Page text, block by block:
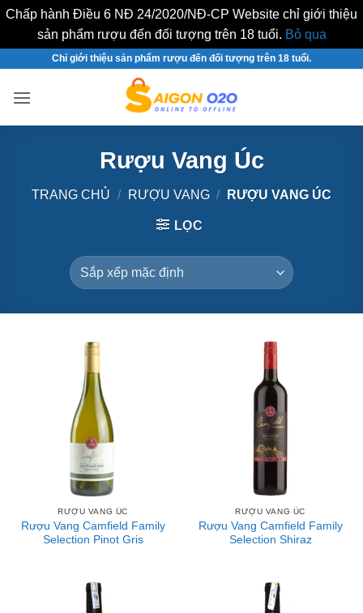
Chấp hành Điều 6 NĐ 24/2020/NĐ-CP Website chỉ giới thiệu
sản phẩm rượu đến đối tượng trên 18 tuổi. Bỏ qua
nội
Chỉ giới thiệu sản phẩm rượu đến đối tượng trên 18 tuổi.
Rượu Vang Úc
TRANG CHỦ / RƯỢU VANG / RƯỢU VANG ÚC
LỌC
RƯỢU VANG ÚC
Rượu Vang Camfield Family
Selection Pinot Gris
RƯỢU VANG ÚC
Rượu Vang Camfield Family
Selection Shiraz